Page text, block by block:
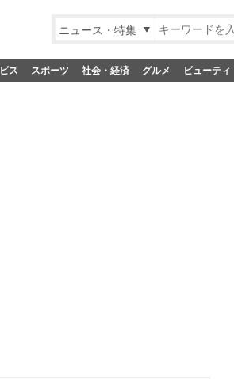
ニュース・特集
ス スポーツ 社会・経済 グルメ ビューティ